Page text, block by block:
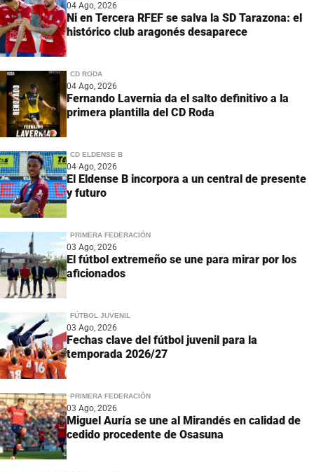
04 Ago, 2026
Ni en Tercera RFEF se salva la SD Tarazona: el
histórico club aragonés desaparece
CD RODA
04 Ago, 2026
Fernando Lavernia da el salto definitivo a la
primera plantilla del CD Roda
CD ELDENSE B
04 Ago, 2026
El Eldense B incorpora a un central de presente
y futuro
PRIMERA FEDERACIÓN
03 Ago, 2026
El fútbol extremeño se une para mirar por los
aficionados
FÚTBOL JUVENIL
03 Ago, 2026
Fechas clave del fútbol juvenil para la
temporada 2026/27
PRIMERA FEDERACIÓN
03 Ago, 2026
Miguel Auría se une al Mirandés en calidad de
cedido procedente de Osasuna